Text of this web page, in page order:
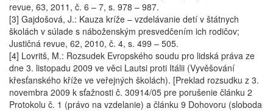
revue, 63, 2011, č. 6 – 7, s. 978 – 987.
[3] Gajdošová, J.: Kauza kríže – vzdelávanie detí v štátnych
školách v súlade s náboženským presvedčením ich rodičov;
Justičná revue, 62, 2010, č. 4, s. 499 – 505.
[4] Lovritš, M.: Rozsudek Evropského soudu pro lidská práva ze
dne 3. listopadu 2009 ve věci Lautsi proti Itálii (Vyvěšování
křesťanského kříže ve veřejných školách). [Preklad rozsudku z 3.
novembra 2009 k sťažnosti č. 30914/05 pre porušenie článku 2
Protokolu č. 1 (právo na vzdelanie) a článku 9 Dohovoru (sloboda